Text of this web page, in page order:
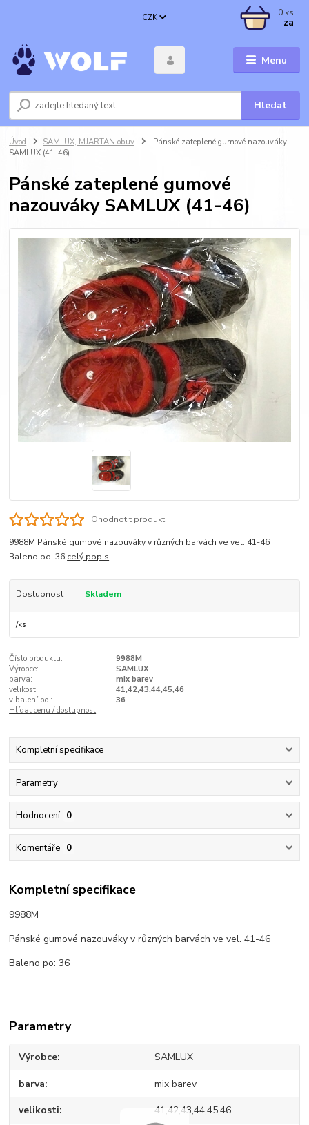
Menu
CZK
Hledat
0 ks
za
Úvod SAMLUX, MJARTAN obuv
Pánské zateplené gumové nazouváky
SAMLUX (41-46)
Pánské zateplené gumové
nazouváky SAMLUX (41-46)
Ohodnotit produkt
9988M Pánské gumové nazouváky v různých barvách ve vel. 41-46
Baleno po: 36 celý popis
Dostupnost Skladem
/ks
Číslo produktu:
9988M
Výrobce:
SAMLUX
barva:
mix barev
velikosti:
41,42,43,44,45,46
v balení po.:
36
Hlídat cenu / dostupnost
Kompletní specifikace
Parametry
Hodnocení 0
Komentáře 0
Kompletní specifikace
9988M
Pánské gumové nazouváky v různých barvách ve vel. 41-46
Baleno po: 36
Parametry
Výrobce SAMLUX
barva mix barev
velikosti 41,42,43,44,45,46